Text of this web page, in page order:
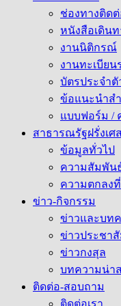
ช่องทางติด
หนังสือเดินท
งานนิติกรณ์
งานทะเบีย
บัตรประจำ
ข้อแนะนำส
แบบฟอร์ม /
สาธารณรัฐฝรั่งเศ
ข้อมูลทั่วไป
ความสัมพัน
ความตกลง
ข่าว-กิจกรรม
ข่าวและบท
ข่าวประชา
ข่าวกงสุล
บทความน่า
ติดต่อ-สอบถาม
ติดต่อเรา